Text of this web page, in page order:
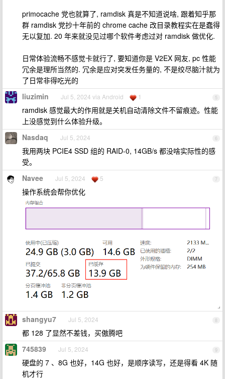
primocache 党也就算了, ramdisk 真是不知道说啥, 跟着知乎那
群 ramdisk 党抄十年前的 chrome cache 改目录教程实在是蠢得
无以复加. 20 年来就没见过哪个软件考虑过对 ramdisk 做优化.
日常体验流畅不感觉卡就行了, 要知道你是 V2EX 网友, pc 性能
冗余是理所当然的. 冗余是应对突发任务量的, 不是绞尽脑汁就为
了日常非得吃光的
5
liuzimin Jul 5, 2024 via Android 1
ramdisk 感觉最大的作用就是关机自动清除文件不留痕迹。性能
上没感觉到什么体验升级。
6
Nasdaq Jul 5, 2024
我用两块 PCIE4 SSD 组的 RAID-0, 14GB/s 都没啥实际性的感
受。
7
Navee Jul 5, 2024 5
操作系统会帮你优化
8
shangyu7 Jul 5, 2024
都 128 了显然不差钱，买傲腾吧
9
745839 Jul 5, 2024
硬盘的 7 、8G 也好，14G 也好，是顺序读写，还是得看 4K 随
机才行